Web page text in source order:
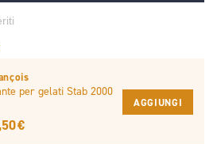
per gelati Stab 2000
€
AGGIUNGI